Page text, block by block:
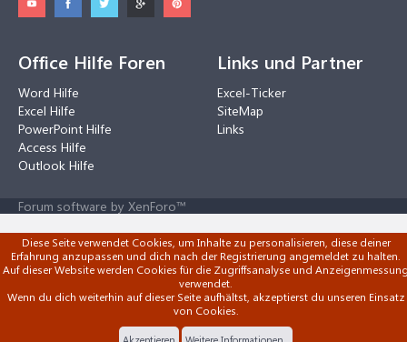
Office Hilfe Foren
Word Hilfe
Excel Hilfe
PowerPoint Hilfe
Access Hilfe
Outlook Hilfe
Links und Partner
Excel-Ticker
SiteMap
Links
Forum software by XenForo™
Diese Seite verwendet Cookies, um Inhalte zu personalisieren, diese deiner
Erfahrung anzupassen und dich nach der Registrierung angemeldet zu halten.
Auf dieser Website werden Cookies für die Zugriffsanalyse und
verwendet.
Wenn du dich weiterhin auf dieser Seite aufhältst, akzeptierst du unseren Einsatz
von Cookies.